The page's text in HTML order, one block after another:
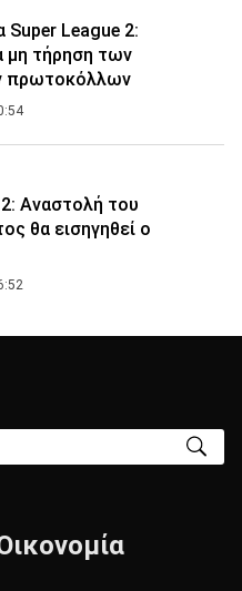
Super League 2:
μη τήρηση των
πρωτοκόλλων
Aναστολή του
θα εισηγηθεί ο